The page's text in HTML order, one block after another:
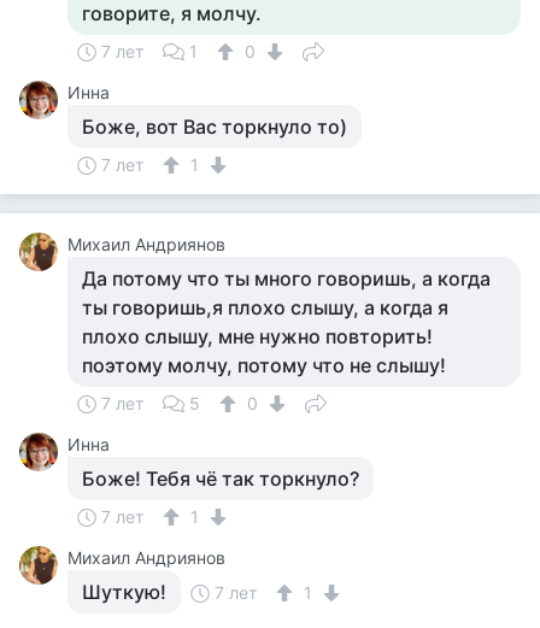
говорите, я молчу.
7 лет 1
0
Инна
Боже, вот Вас торкнуло то)
7 лет 1
Михаил Андриянов
Да потому что ты много говоришь, а когда
ты говоришь,я плохо слышу, а когда я
плохо слышу, мне нужно повторить!
поэтому молчу, потому что не слышу!
7 лет 5
0
Инна
Боже! Тебя чё так торкнуло?
7 лет
1
Михаил Андриянов
Шуткую! 7 лет 1